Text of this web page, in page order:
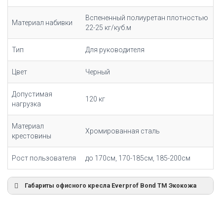
Материал набивки
Вспененный полиуретан плотностью
22-25 кг/куб.м
Тип Для руководителя
Цвет Черный
Допустимая
нагрузка
120 кг
Материал
крестовины
Хромированная сталь
Рост пользователя до 170см, 170-185см, 185-200см
Габариты офисного кресла Everprof Bond TM Экокожа